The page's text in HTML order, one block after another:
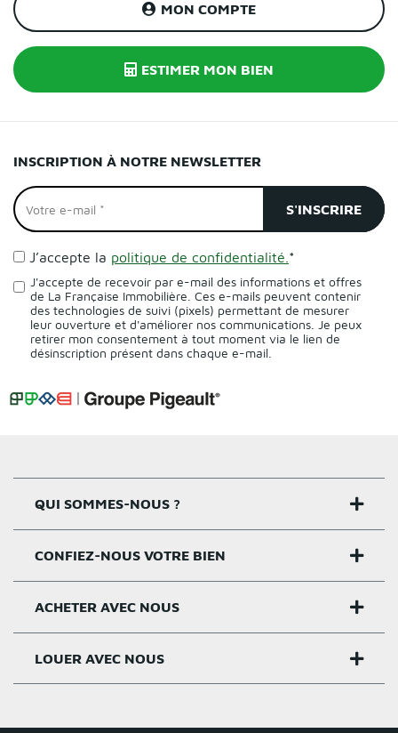
MON COMPTE
ESTIMER MON BIEN
INSCRIPTION À NOTRE NEWSLETTER
J’accepte la politique de confidentialité. *
J'accepte de recevoir par e-mail des informations et offres
de La Française Immobilière. Ces e-mails peuvent contenir
des technologies de suivi (pixels) permettant de mesurer
leur ouverture et d'améliorer nos communications. Je peux
retirer mon consentement à tout moment via le lien de
désinscription présent dans chaque e-mail.
QUI SOMMES-NOUS ?
Nos agences
Notre histoire
Nos valeurs
CONFIEZ-NOUS VOTRE BIEN
Estimer un bien
Critères estimation
ACHETER AVEC NOUS
Acheter sur Rennes
LOUER AVEC NOUS